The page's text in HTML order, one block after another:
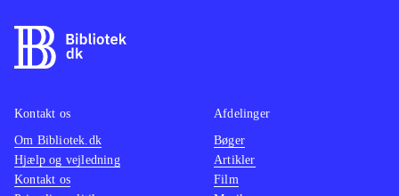
Kontakt os
Om Bibliotek.dk
Hjælp og vejledning
Kontakt os
Afdelinger
Bøger
Artikler
Film